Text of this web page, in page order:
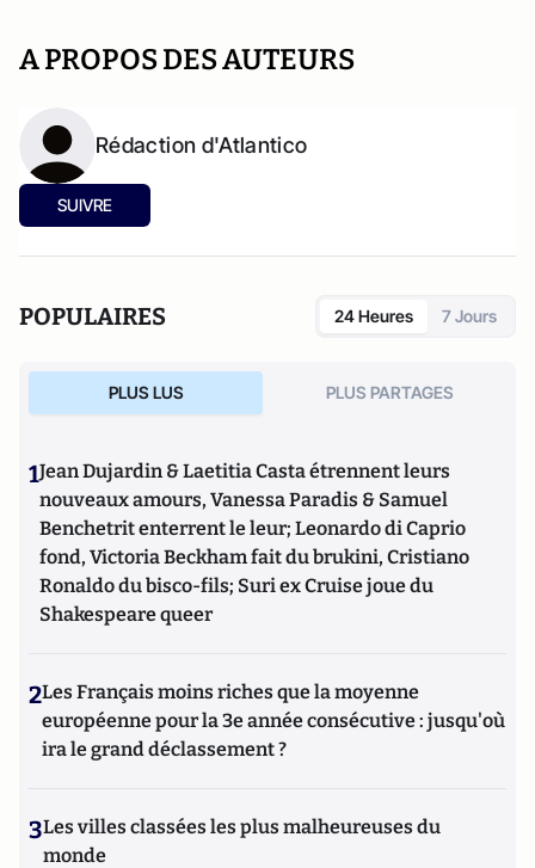
A PROPOS DES AUTEURS
Rédaction d'Atlantico
SUIVRE
POPULAIRES 24 Heures 7 Jours
PLUS LUS PLUS PARTAGES
1Jean Dujardin & Laetitia Casta étrennent leurs
nouveaux amours, Vanessa Paradis & Samuel
Benchetrit enterrent le leur; Leonardo di Caprio
fond, Victoria Beckham fait du brukini, Cristiano
Ronaldo du bisco-fils; Suri ex Cruise joue du
Shakespeare queer
2Les Français moins riches que la moyenne
européenne pour la 3e année consécutive : jusqu'où
ira le grand déclassement ?
3Les villes classées les plus malheureuses du
monde